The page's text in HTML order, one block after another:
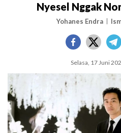
Nyesel Nggak
Yohanes Endra
Selasa, 17 Juni